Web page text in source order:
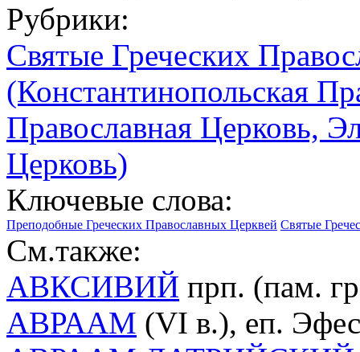
Рубрики:
Святые Греческих
(Константинопольская
Православная Церковь,
Церковь)
Ключевые слова:
Преподобные Греческих Православных Церквей Святые
См.также:
АВКСИВИЙ прп. (пам.
АВРААМ (VI в.), еп.